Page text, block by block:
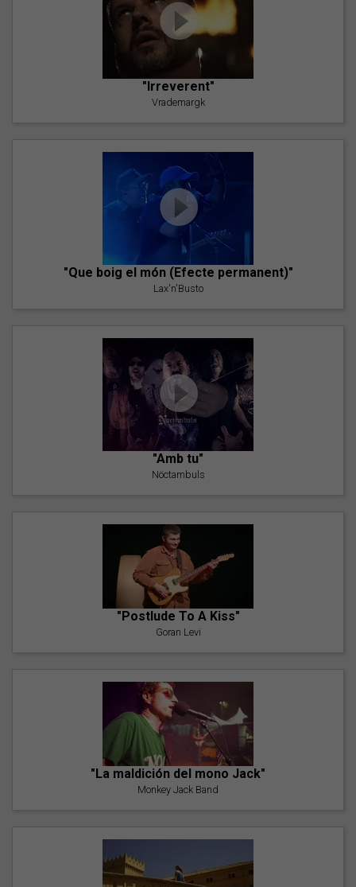
"Irreverent"
Vrademargk
"Que boig el món (Efecte permanent)"
Lax'n'Busto
"Amb tu"
Nöctambuls
"Postlude To A Kiss"
Goran Levi
"La maldición del mono Jack"
Monkey Jack Band